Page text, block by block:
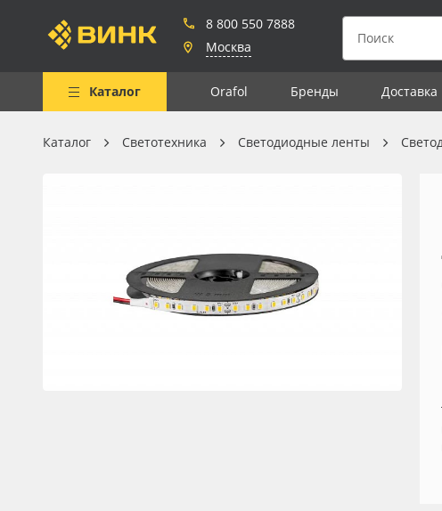
8 800 550 7888
Москва
Каталог Orafol Бренды Доставка
Весь каталог
Листовые материалы
Чернила
Клей, скотчи и крепёж
Каталог Светотехника Светодиодные ленты